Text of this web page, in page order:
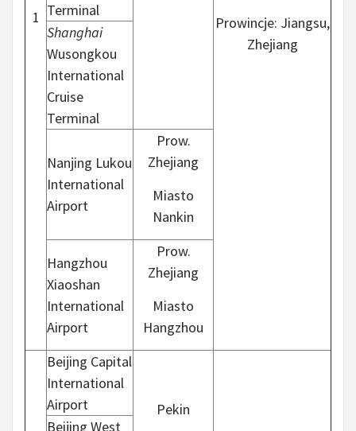
1
Prowincje: Jiangsu,
Zhejiang
Terminal
Shanghai
Wusongkou
International
Cruise
Terminal
Nanjing Lukou
International
Airport
Prow.
Zhejiang
Miasto
Nankin
Hangzhou
Xiaoshan
International
Airport
Prow.
Zhejiang
Miasto
Hangzhou
Beijing Capital
International
Airport
Pekin
Beijing West